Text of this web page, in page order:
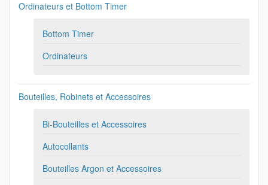
Ordinateurs et Bottom Timer
Bottom Timer
Ordinateurs
Bouteilles, Robinets et Accessoires
Bi-Bouteilles et Accessoires
Autocollants
Bouteilles Argon et Accessoires